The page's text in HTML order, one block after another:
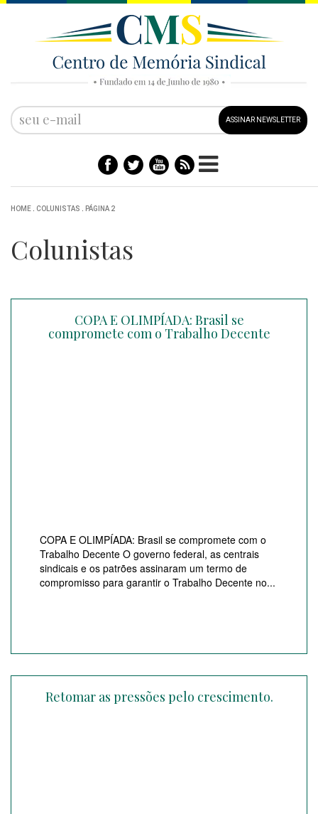
ASSINAR NEWSLETTER
HOME COLUNISTAS PÁGINA 2
Colunistas
COPA E OLIMPÍADA: Brasil se
compromete com o Trabalho Decente
COPA E OLIMPÍADA: Brasil se compromete com o
Trabalho Decente O governo federal, as centrais
sindicais e os patrões assinaram um termo de
compromisso para garantir o Trabalho Decente no...
Retomar as pressões pelo crescimento.